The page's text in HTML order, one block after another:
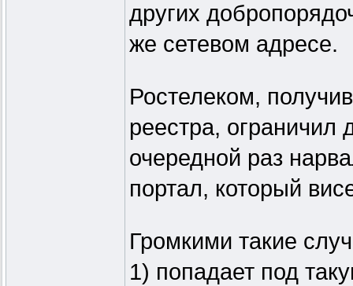
других
же сетевом адресе.
Ростелеком,
реестра, ограничил
очередной раз
портал, который
Громкими такие
1) попадает под